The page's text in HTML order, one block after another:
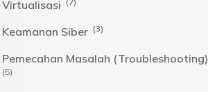
Virtualisasi
Keamanan Siber (3)
Pemecahan Masalah (Troubleshooting)
(5)